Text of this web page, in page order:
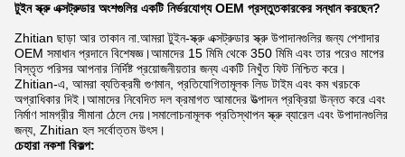
টুইন স্ক্রু এক্সট্রুডার অংশগুলির একটি নির্ভরযোগ্য OEM প্রস্তুতকারকের সন্ধান করছেন?
Zhitian ছাড়া আর তাকান না.আমরা টুইন-স্ক্রু এক্সট্রুডার স্ক্রু উপাদানগুলির জন্য পেশাদার
OEM সমাধান প্রদানে বিশেষজ্ঞ।আমাদের 15 মিমি থেকে 350 মিমি এবং তার পরেও মাপের
বিস্তৃত পরিসর আপনার নির্দিষ্ট প্রয়োজনীয়তার জন্য একটি নিখুঁত ফিট নিশ্চিত করে।
Zhitian-এ, আমরা ব্যতিক্রমী গুণমান, প্রতিযোগিতামূলক লিড টাইম এবং কম খরচকে
অগ্রাধিকার দিই।আমাদের নিবেদিত দল ক্রমাগত আমাদের উত্পাদন প্রক্রিয়া উন্নত করে এবং
নির্মাণ সামগ্রীর সীমানা ঠেলে দেয়।সমালোচনামূলক প্রতিস্থাপন স্ক্রু ব্যারেল এবং উপাদানগুলির
জন্য, Zhitian হল সর্বোত্তম উৎস।
চেহারা নকশা বিকল্প: